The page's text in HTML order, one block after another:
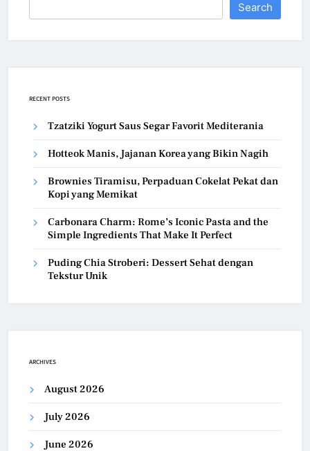
Search
RECENT POSTS
Tzatziki Yogurt Saus Segar Favorit Mediterania
Hotteok Manis, Jajanan Korea yang Bikin Nagih
Brownies Tiramisu, Perpaduan Cokelat Pekat dan
Kopi yang Memikat
Carbonara Charm: Rome’s Iconic Pasta and the
Simple Ingredients That Make It Perfect
Puding Chia Stroberi: Dessert Sehat dengan
Tekstur Unik
ARCHIVES
August 2026
July 2026
June 2026